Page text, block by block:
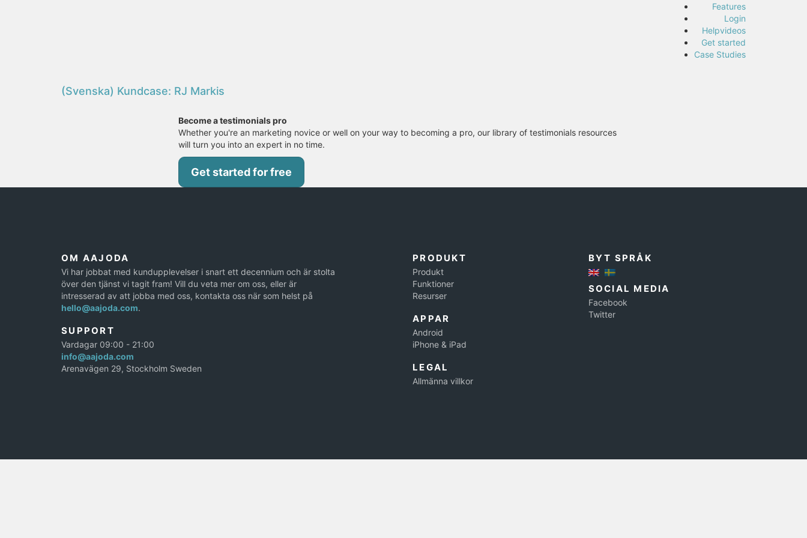
Features
Login
Helpvideos
Get started
Case Studies
(Svenska) Kundcase: RJ Markis
Become a testimonials pro
Whether you're an marketing novice or well on your way to becoming a pro, our library of testimonials resources
will turn you into an expert in no time.
Get started for free
OM AAJODA
Vi har jobbat med kundupplevelser i snart ett decennium och är stolta
över den tjänst vi tagit fram! Vill du veta mer om oss, eller är
intresserad av att jobba med oss, kontakta oss när som helst på
hello@aajoda.com.
SUPPORT
Vardagar 09:00 - 21:00
info@aajoda.com
Arenavägen 29, Stockholm Sweden
PRODUKT
Produkt
Funktioner
Resurser
APPAR
Android
iPhone & iPad
LEGAL
Allmänna villkor
BYT SPRÅK
SOCIAL MEDIA
Facebook
Twitter